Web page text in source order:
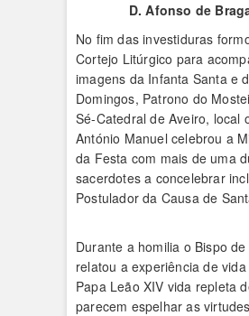
D. Afonso de
No fim das investiduras
Cortejo Litúrgico para
imagens da Infanta Santa e
Domingos, Patrono do
Sé-Catedral de Aveiro, local
António Manuel celebrou a
da Festa com mais de uma
sacerdotes a concelebrar
Postulador da Causa de
Durante a homilia o Bispo de
relatou a experiência de
Papa Leão XIV vida repleta
parecem espelhar as